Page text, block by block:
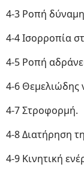
4-3 Ροπή
4-4 Ισορροπία
4-5 Ροπή
4-6 Θεμελιώδης
4-7 Στροφορμή.
4-8 Διατήρηση
4-9 Κινητική